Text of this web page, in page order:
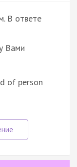
В ответе
Вами
of person